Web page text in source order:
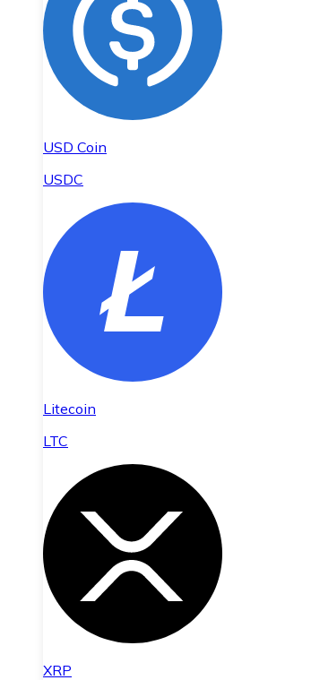
USD Coin
USDC
Litecoin
LTC
XRP